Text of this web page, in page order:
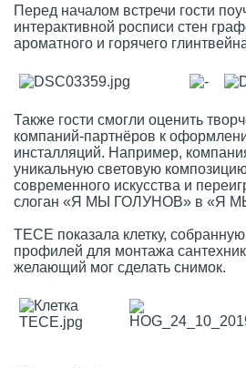
Перед началом встречи гости
интерактивной росписи стен
ароматного и горячего
Также гости смогли оценить
компаний-партнёров к
инсталляций. Например,
уникальную световую
современного искусства и
слоган «Я МЫ ГОЛУНОВ» в «Я
ТЕСЕ показала клетку,
профилей для монтажа
желающий мог сделать снимок.